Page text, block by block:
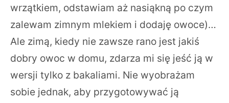
wrzątkiem, odstawiam aż nasiąkną po czym
zalewam zimnym mlekiem i dodaję owoce)…
Ale zimą, kiedy nie zawsze rano jest jakiś
dobry owoc w domu, zdarza mi się jeść ją w
wersji tylko z bakaliami. Nie wyobrażam
sobie jednak, aby przygotowywać ją